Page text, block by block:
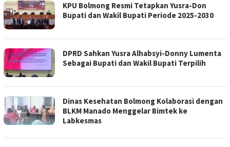
KPU Bolmong Resmi Tetapkan Yusra-Don
Bupati dan Wakil Bupati Periode 2025-2030
DPRD Sahkan Yusra Alhabsyi-Donny Lumenta
Sebagai Bupati dan Wakil Bupati Terpilih
Dinas Kesehatan Bolmong Kolaborasi dengan
BLKM Manado Menggelar Bimtek ke
Labkesmas